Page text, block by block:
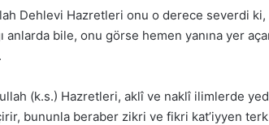
Dehlevi Hazretleri onu o derece severdi ki,
anlarda bile, onu görse hemen yanına yer
(k.s.) Hazretleri, aklî ve naklî ilimlerde
bununla beraber zikri ve fikri kat’iyyen